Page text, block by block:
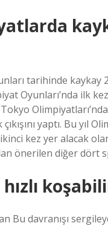
tarihinde kaykay
Oyunları’nda ilk
yaptı. Bu yıl
ikinci kez yer alacak
önerilen diğer dört
Bu davranışı